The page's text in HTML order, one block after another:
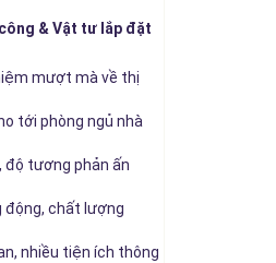
& Vật tư lắp đặt
mượt mà về thị
tới phòng ngủ nhà
độ tương phản ấn
động, chất lượng
nhiều tiện ích thông